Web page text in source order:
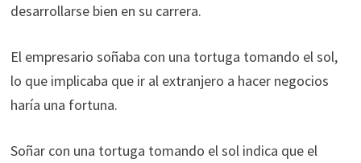
desarrollarse bien en su carrera.
El empresario soñaba con una tortuga tomando el sol,
lo que implicaba que ir al extranjero a hacer negocios
haría una fortuna.
Soñar con una tortuga tomando el sol indica que el